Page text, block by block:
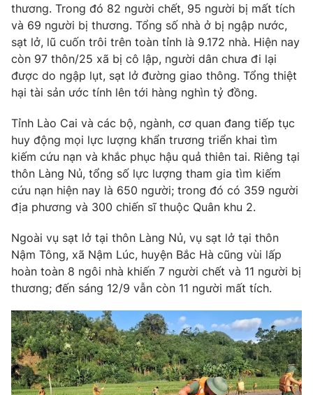
Cơ quan báo chí:Thời báo VTV
Giấy phép hoạt động báo in và báo điện tử số 483/GP-BTTTT
cấp ngày 29/12/2023
Tổng Biên tập:Vũ Thanh Thủy
Phó Tổng Biên tập:
Nguyễn Thị Mỹ Hạnh, Phạm Quốc Thắng,
Nguyễn Trọng Ninh
Tổng đài VTV: 024.38 355 931 - 024.38 355 932
Ðiện thoại Thời báo VTV:024.66 897 897
Email:toasoan@vtv.vn
Liên hệ quảng cáo:024-7300.7108
® Cấm sao chép dưới mọi hình thức nếu không có sự chấp
thuận bằng văn bản. Ghi rõ nguồn VTV.vn khi phát hành lại
thương. Trong đó 82 người chết, 95 người bị mất tích
và 69 người bị thương. Tổng số nhà ở bị ngập nước,
sạt lở, lũ cuốn trôi trên toàn tỉnh là 9.172 nhà. Hiện nay
còn 97 thôn/25 xã bị cô lập, người dân chưa đi lại
được do ngập lụt, sạt lở đường giao thông. Tổng thiệt
hại tài sản ước tính lên tới hàng nghìn tỷ đồng.
Tỉnh Lào Cai và các bộ, ngành, cơ quan đang tiếp tục
huy động mọi lực lượng khẩn trương triển khai tìm
kiếm cứu nạn và khắc phục hậu quả thiên tai. Riêng tại
thôn Làng Nủ, tổng số lực lượng tham gia tìm kiếm
cứu nạn hiện nay là 650 người; trong đó có 359 người
địa phương và 300 chiến sĩ thuộc Quân khu 2.
Ngoài vụ sạt lở tại thôn Làng Nủ, vụ sạt lở tại thôn
Nậm Tông, xã Nậm Lúc, huyện Bắc Hà cũng vùi lấp
hoàn toàn 8 ngôi nhà khiến 7 người chết và 11 người bị
thương; đến sáng 12/9 vẫn còn 11 người mất tích.